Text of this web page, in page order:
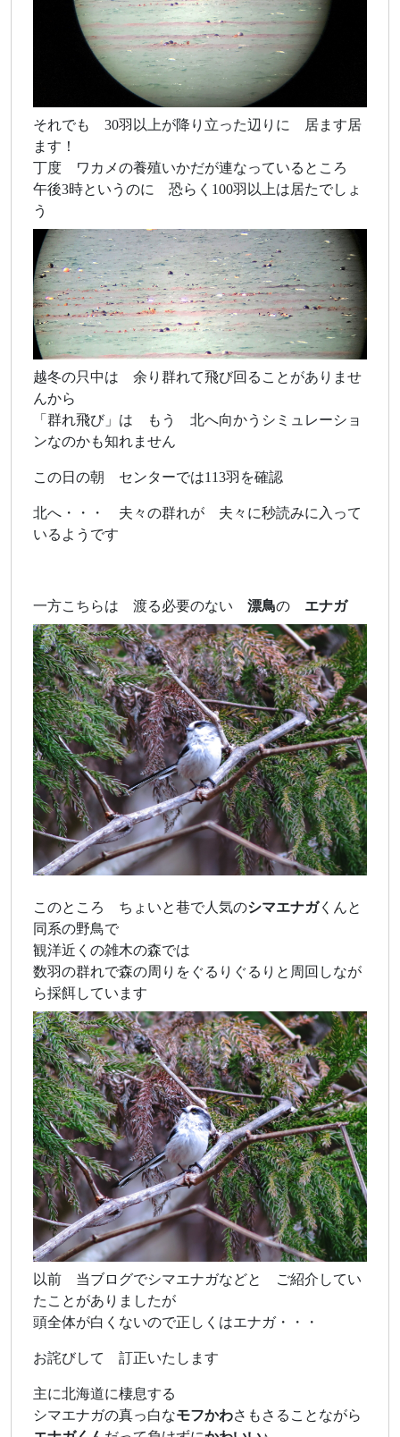
それでも 30羽以上が降り立った辺りに 居ます居
ます！
丁度 ワカメの養殖いかだが連なっているところ
午後3時というのに 恐らく100羽以上は居たでしょ
う
越冬の只中は 余り群れて飛び回ることがありませ
んから
「群れ飛び」は もう 北へ向かうシミュレーショ
ンなのかも知れません
この日の朝 センターでは113羽を確認
北へ・・・ 夫々の群れが 夫々に秒読みに入って
いるようです
一方こちらは 渡る必要のない 漂鳥の エナガ
このところ ちょいと巷で人気のシマエナガくんと
同系の野鳥で
観洋近くの雑木の森では
数羽の群れで森の周りをぐるりぐるりと周回しなが
ら採餌しています
以前 当ブログでシマエナガなどと ご紹介してい
たことがありましたが
頭全体が白くないので正しくはエナガ・・・
お詫びして 訂正いたします
主に北海道に棲息する
シマエナガの真っ白なモフかわさもさることながら